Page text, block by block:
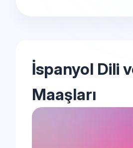
İspanyol Dili
Maaşları